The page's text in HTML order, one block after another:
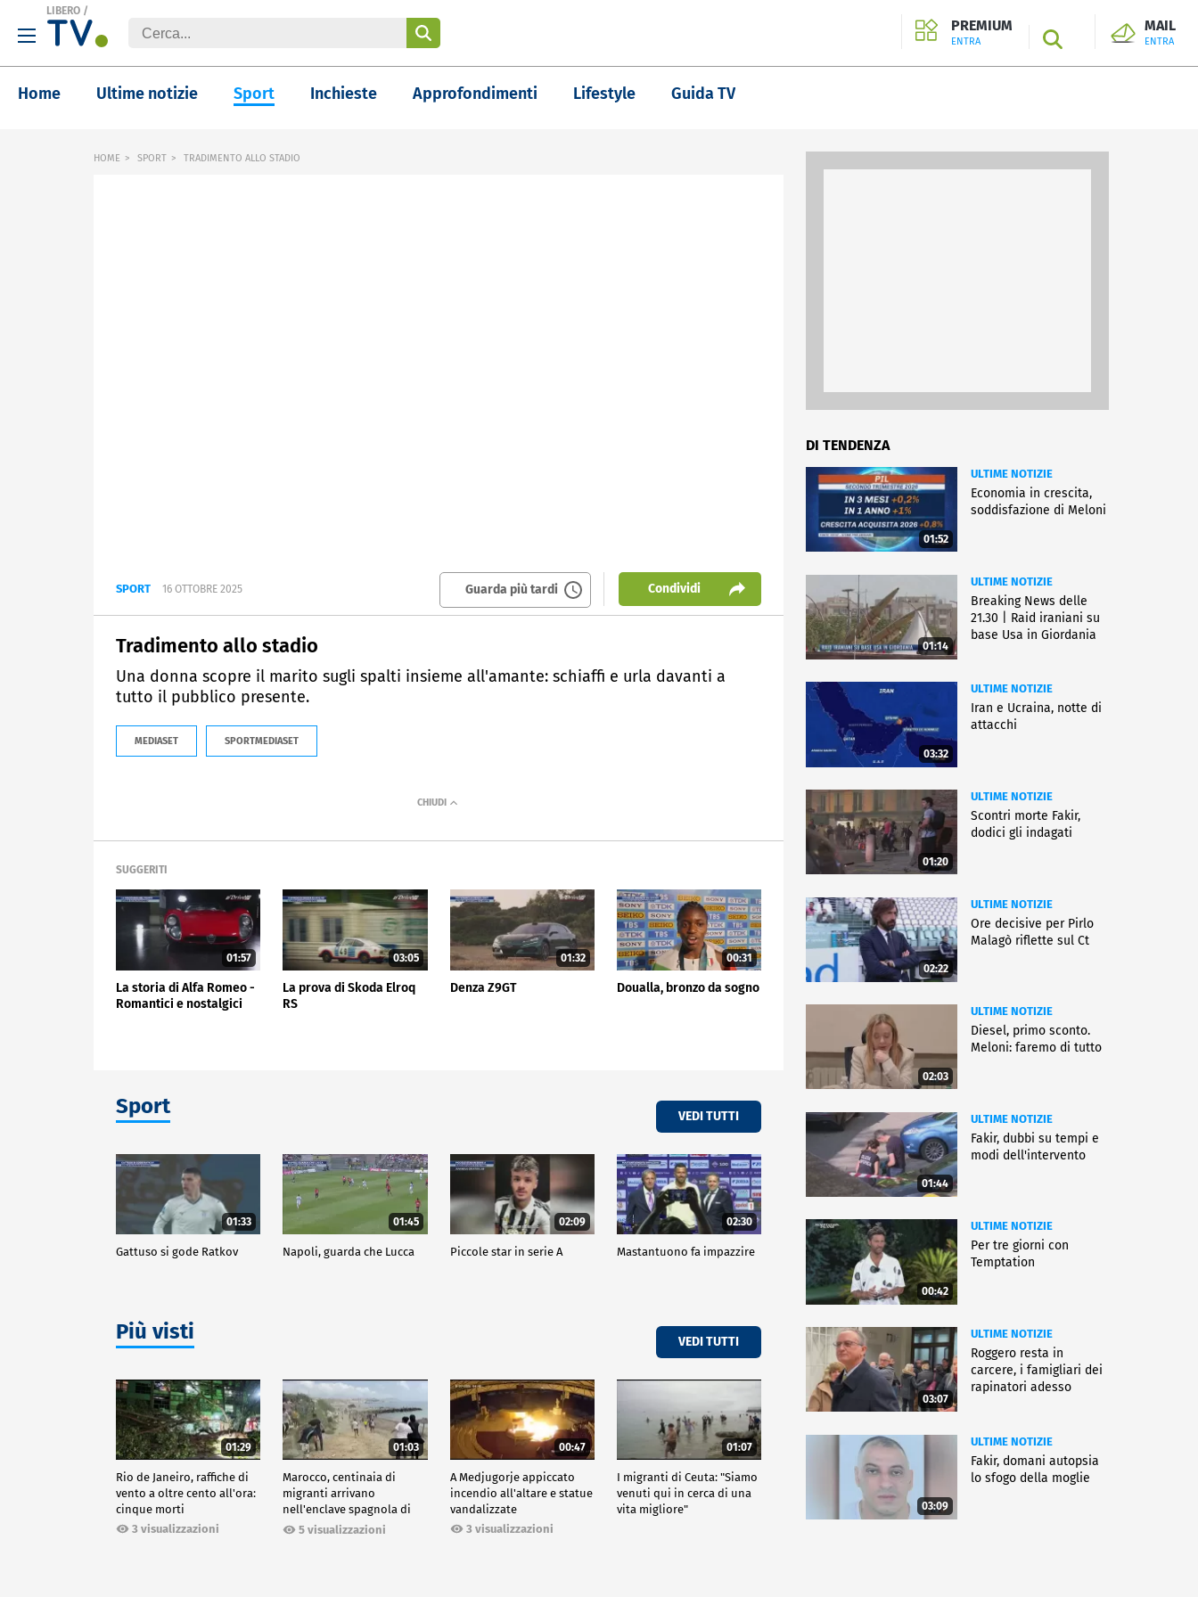
LIBERO /
PREMIUM
ENTRA SEARCH
MAIL
ENTRA
Home Ultime notizie Sport Inchieste Approfondimenti Lifestyle Guida TV
HOME SPORT TRADIMENTO ALLO STADIO
SPORT 16 OTTOBRE 2025 Guarda più tardi Condividi
Tradimento allo stadio
Una donna scopre il marito sugli spalti insieme all'amante: schiaffi e urla davanti a
tutto il pubblico presente.
MEDIASET SPORTMEDIASET
SUGGERITI
01:57
La storia di Alfa Romeo -
Romantici e nostalgici
03:05
La prova di Skoda Elroq
RS
01:32
Denza Z9GT
00:31
Doualla, bronzo da sogno
Sport VEDI TUTTI
01:33
Gattuso si gode Ratkov
01:45
Napoli, guarda che Lucca
02:09
Piccole star in serie A
02:30
Mastantuono fa impazzire
Più visti VEDI TUTTI
01:29
Rio de Janeiro, raffiche di
vento a oltre cento all'ora:
cinque morti
3 visualizzazioni
01:03
Marocco, centinaia di
migranti arrivano
nell'enclave spagnola di
Ceuta5 visualizzazioni
00:47
A Medjugorje appiccato
incendio all'altare e statue
vandalizzate
3 visualizzazioni
01:07
I migranti di Ceuta: "Siamo
venuti qui in cerca di una
vita migliore"
DI TENDENZA
01:52
ULTIME NOTIZIE
Economia in crescita,
soddisfazione di Meloni
01:14
ULTIME NOTIZIE
Breaking News delle
21.30 | Raid iraniani su
base Usa in Giordania
03:32
ULTIME NOTIZIE
Iran e Ucraina, notte di
attacchi
01:20
ULTIME NOTIZIE
Scontri morte Fakir,
dodici gli indagati
02:22
ULTIME NOTIZIE
Ore decisive per Pirlo
Malagò riflette sul Ct
02:03
ULTIME NOTIZIE
Diesel, primo sconto.
Meloni: faremo di tutto
01:44
ULTIME NOTIZIE
Fakir, dubbi su tempi e
modi dell'intervento
00:42
ULTIME NOTIZIE
Per tre giorni con
Temptation
03:07
ULTIME NOTIZIE
Roggero resta in
carcere, i famigliari dei
rapinatori adesso
03:09
ULTIME NOTIZIE
Fakir, domani autopsia
lo sfogo della moglie